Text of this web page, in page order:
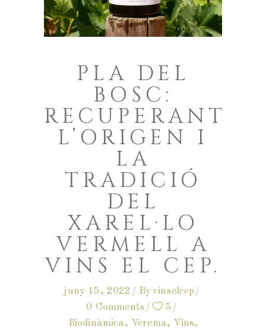
PLA DEL
BOSC:
RECUPERANT
L’ORIGEN I
LA
TRADICIÓ
DEL
XAREL·LO
VERMELL A
VINS EL CEP.
juny 15, 2022 Byvinselcep
0 Comments
5
Biodinàmica, Verema, Vins,